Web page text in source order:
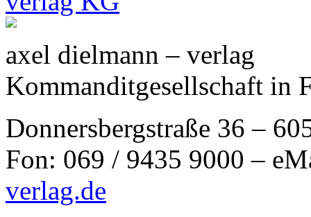
axel dielmann – verlag
Kommanditgesellschaft in
Donnersbergstraße 36 –
Fon: 069 / 9435 9000 –
verlag.de